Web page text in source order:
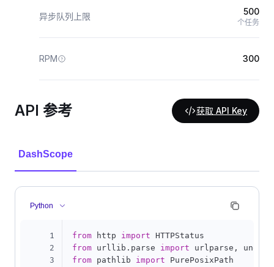
异步队列上限 500
个任务
RPM 300
API 参考 获取 API Key
DashScope
Python
1
2
3
from http import
from urllib . parse import urlparse ,
from pathlib import